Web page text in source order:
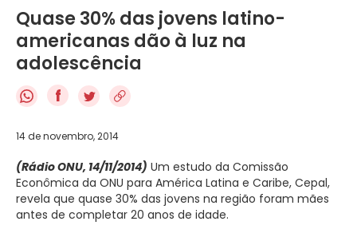
Quase 30% das jovens latino-
americanas dão à luz na
adolescência
f
14 de novembro, 2014
(Rádio ONU, 14/11/2014) Um estudo da Comissão
Econômica da ONU para América Latina e Caribe, Cepal,
revela que quase 30% das jovens na região foram mães
antes de completar 20 anos de idade.